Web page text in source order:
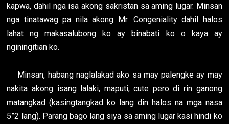
kapwa, dahil nga isa akong sakristan sa aming lugar. Minsan
nga tinatawag pa nila akong Mr. Congeniality dahil halos
lahat ng makasalubong ko ay binabati ko o kaya ay
nginingitian ko.
Minsan, habang naglalakad ako sa may palengke ay may
nakita akong isang lalaki, maputi, cute pero di rin ganong
matangkad (kasingtangkad ko lang din halos na mga nasa
5”2 lang). Parang bago lang siya sa aming lugar kasi hindi ko